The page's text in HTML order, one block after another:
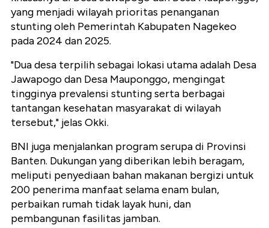
yang menjadi wilayah prioritas penanganan
stunting oleh Pemerintah Kabupaten Nagekeo
pada 2024 dan 2025.
"Dua desa terpilih sebagai lokasi utama adalah Desa
Jawapogo dan Desa Mauponggo, mengingat
tingginya prevalensi stunting serta berbagai
tantangan kesehatan masyarakat di wilayah
tersebut," jelas Okki.
BNI juga menjalankan program serupa di Provinsi
Banten. Dukungan yang diberikan lebih beragam,
meliputi penyediaan bahan makanan bergizi untuk
200 penerima manfaat selama enam bulan,
perbaikan rumah tidak layak huni, dan
pembangunan fasilitas jamban.